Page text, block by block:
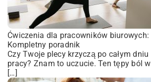
Ćwiczenia dla pracowników biurowych:
Kompletny poradnik
Czy Twoje plecy krzyczą po całym dniu
pracy? Znam to uczucie. Ten tępy ból w
[…]